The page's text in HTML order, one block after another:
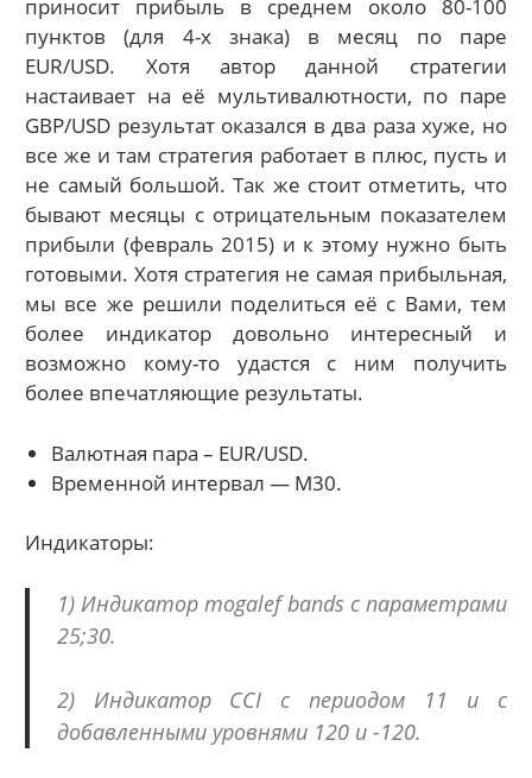
приносит прибыль в среднем около 80-100
пунктов (для 4-х знака) в месяц по паре
EUR/USD. Хотя автор данной стратегии
настаивает на её мультивалютности, по паре
GBP/USD результат оказался в два раза хуже, но
все же и там стратегия работает в плюс, пусть и
не самый большой. Так же стоит отметить, что
бывают месяцы с отрицательным показателем
прибыли (февраль 2015) и к этому нужно быть
готовыми. Хотя стратегия не самая прибыльная,
мы все же решили поделиться её с Вами, тем
более индикатор довольно интересный и
возможно кому-то удастся с ним получить
более впечатляющие результаты.
Валютная пара – EUR/USD.
Временной интервал — М30.
Индикаторы:
1) Индикатор mogalef bands с параметрами
25;30.
2) Индикатор CCI с периодом 11 и с
добавленными уровнями 120 и -120.